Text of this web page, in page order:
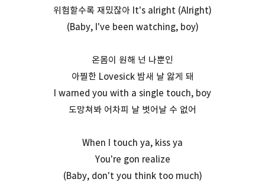
위험할수록 재밌잖아 It's alright (Alright)
(Baby, I've been watching, boy)
온몸이 원해 넌 나뿐인
아찔한 Lovesick 밤새 날 앓게 돼
I warned you with a single touch, boy
도망쳐봐 어차피 날 벗어날 수 없어
When I touch ya, kiss ya
You're gon realize
(Baby, don't you think too much)